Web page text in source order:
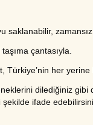
saklanabilir,
çantasıyla.
Türkiye’nin her yerine
dilediğiniz gibi
şekilde ifade